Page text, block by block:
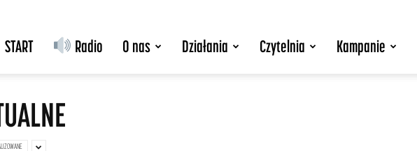
START Radio O nas Działania Czytelnia Kampanie